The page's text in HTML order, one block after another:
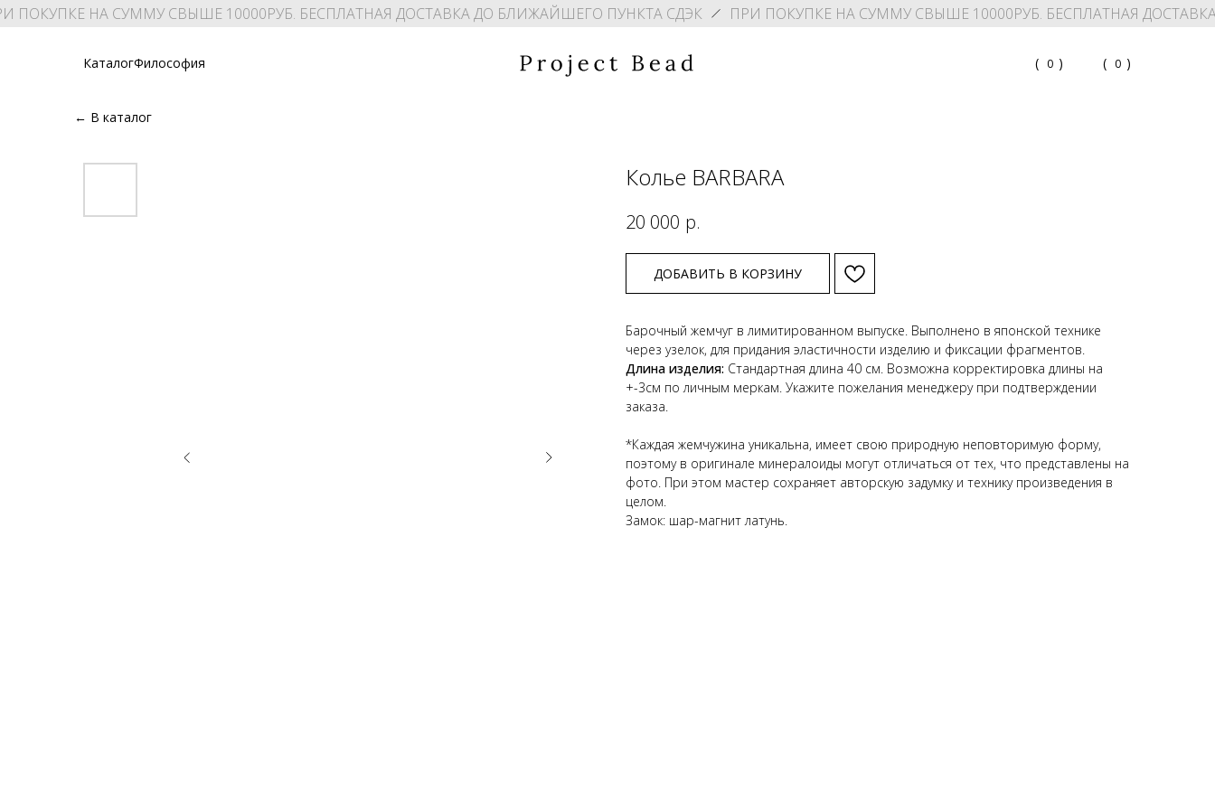
ПОКУПКЕ НА СУММУ СВЫШЕ 10000РУБ. БЕСПЛАТНАЯ ДОСТАВКА ДО БЛИЖАЙШЕГО ПУНКТА СДЭК ПРИ ПОКУПКЕ НА СУММУ СВЫШЕ 10000РУБ. БЕСПЛАТНАЯ
КаталогФилософия ( )
0
( )
0
← В каталог
Колье BARBARA
20 000 р.
ДОБАВИТЬ В КОРЗИНУ
Барочный жемчуг в лимитированном выпуске. Выполнено в японской технике
через узелок, для придания эластичности изделию и фиксации фрагментов.
Длина изделия: Стандартная длина 40 см. Возможна корректировка длины на
+-3см по личным меркам. Укажите пожелания менеджеру при подтверждении
заказа.
*Каждая жемчужина уникальна, имеет свою природную неповторимую форму,
поэтому в оригинале минералоиды могут отличаться от тех, что представлены на
фото. При этом мастер сохраняет авторскую задумку и технику произведения в
целом.
Замок: шар-магнит латунь.